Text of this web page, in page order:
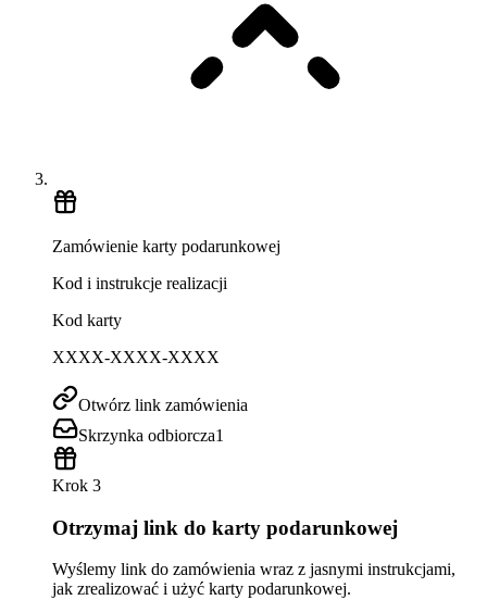
Zamówienie karty podarunkowej
Kod i instrukcje realizacji
Kod karty
XXXX-XXXX-XXXX
Otwórz link zamówienia
Skrzynka odbiorcza1
Krok 3
Otrzymaj link do karty podarunkowej
Wyślemy link do zamówienia wraz z jasnymi instrukcjami,
jak zrealizować i użyć karty podarunkowej.